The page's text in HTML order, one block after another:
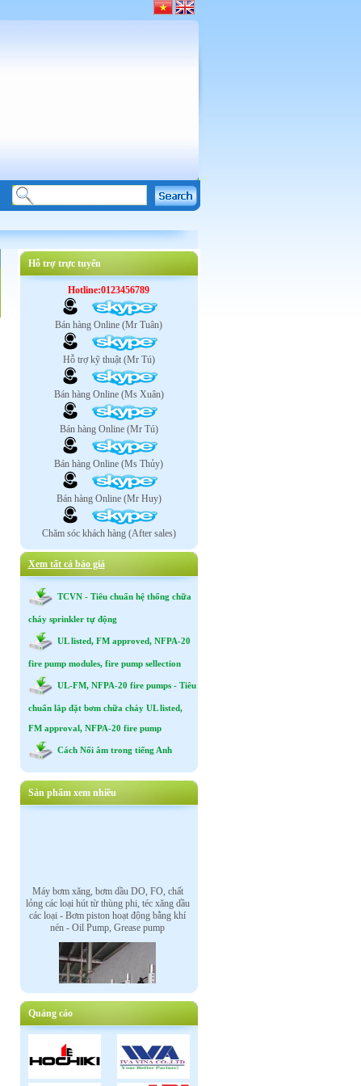
Hỗ trợ trực tuyến
Hotline:0123456789
Bán hàng Online (Mr Tuân)
Hỗ trợ kỹ thuật (Mr Tú)
Bán hàng Online (Ms Xuân)
Bán hàng Online (Mr Tú)
Bán hàng Online (Ms Thủy)
Bán hàng Online (Mr Huy)
Chăm sóc khách hàng (After sales)
Xem tất cả báo giá
TCVN - Tiêu chuẩn hệ thống chữa
cháy sprinkler tự động
UL listed, FM approved, NFPA-20
fire pump modules, fire pump sellection
UL-FM, NFPA-20 fire pumps - Tiêu
chuẩn lắp đặt bơm chữa cháy UL listed,
FM approval, NFPA-20 fire pump
Cách Nối âm trong tiếng Anh
Sản phẩm xem nhiều
Máy bơm xăng, bơm dầu DO, FO, chất
lỏng các loại hút từ thùng phi, téc xăng dầu
các loại - Bơm piston hoạt động bằng khí
nén - Oil Pump, Grease pump
Quảng cáo